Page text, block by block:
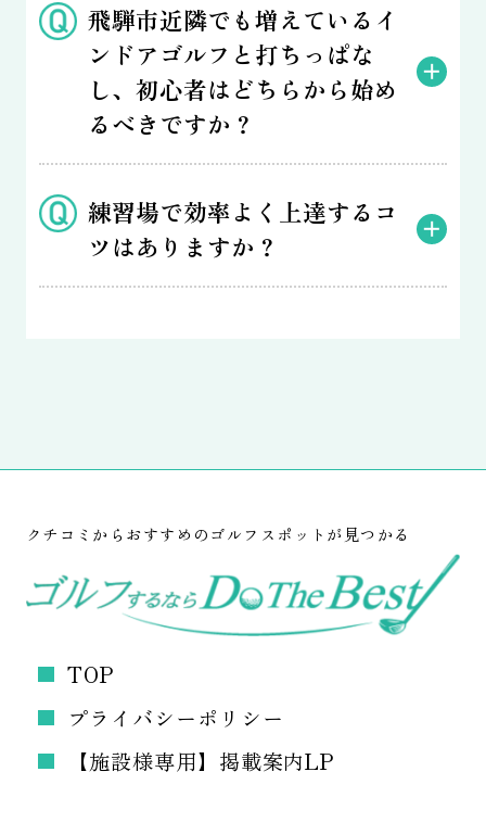
飛騨市近隣でも増えているイ
ンドアゴルフと打ちっぱな
し、初心者はどちらから始め
るべきですか？
練習場で効率よく上達するコ
ツはありますか？
クチコミからおすすめのゴルフスポットが見つかる
TOP
プライバシーポリシー
【施設様専用】掲載案内LP